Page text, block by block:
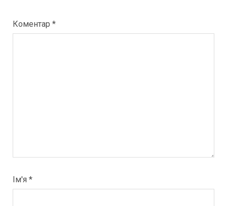
Коментар *
Ім'я *